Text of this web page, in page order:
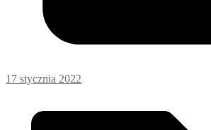
17 stycznia 2022